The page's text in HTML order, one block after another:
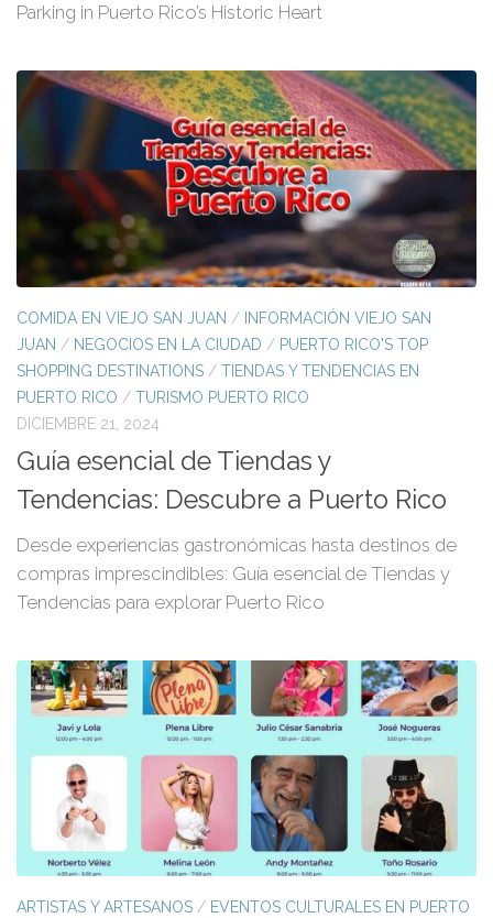
Parking in Puerto Rico’s Historic Heart
COMIDA EN VIEJO SAN JUAN / INFORMACIÓN VIEJO SAN
JUAN / NEGOCIOS EN LA CIUDAD / PUERTO RICO'S TOP
SHOPPING DESTINATIONS / TIENDAS Y TENDENCIAS EN
PUERTO RICO / TURISMO PUERTO RICO
DICIEMBRE 21, 2024
Guía esencial de Tiendas y
Tendencias: Descubre a Puerto Rico
Desde experiencias gastronómicas hasta destinos de
compras imprescindibles: Guía esencial de Tiendas y
Tendencias para explorar Puerto Rico
ARTISTAS Y ARTESANOS / EVENTOS CULTURALES EN PUERTO